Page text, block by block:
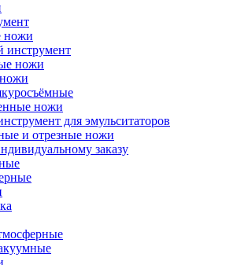
ножи
инструмент
ножи
ножи
для эмульситаторов
и отрезные ножи
заказу